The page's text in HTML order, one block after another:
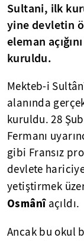
Sultani, ilk
yine devletin
eleman
kuruldu.
Mekteb-i
alanında
kuruldu. 28
Fermanı
gibi Fransız
devlete
yetiştirmek
Osmânîaçıldı.
Ancak bu okul